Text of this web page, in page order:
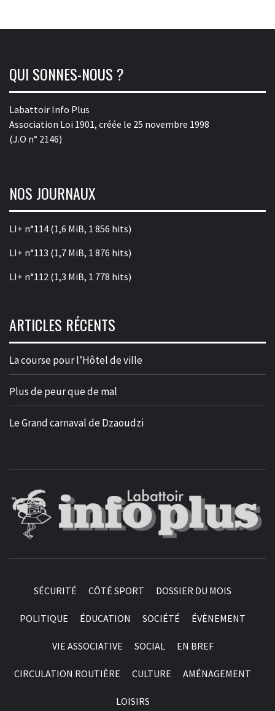
QUI SONNES-NOUS ?
Labattoir Info Plus
Association Loi 1901, créée le 25 novembre 1998
(J.O n° 2146)
NOS JOURNAUX
LI+ n°114 (1,6 MiB, 1 856 hits)
LI+ n°113 (1,7 MiB, 1 876 hits)
LI+ n°112 (1,3 MiB, 1 778 hits)
ARTICLES RÉCENTS
La course pour l’Hôtel de ville
Plus de peur que de mal
Le Grand carnaval de Dzaoudzi
SÉCURITÉ CÔTÉ SPORT DOSSIER DU MOIS
POLITIQUE ÉDUCATION SOCIÉTÉ ÉVÈNEMENT
VIE ASSOCIATIVE SOCIAL EN BREF
CIRCULATION ROUTIÈRE CULTURE AMÉNAGEMENT
LOISIRS